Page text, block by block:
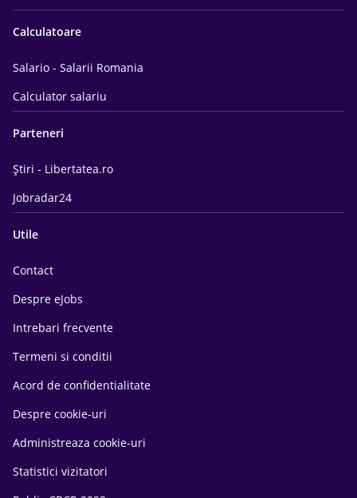
Calculatoare
Salario - Salarii Romania
Calculator salariu
Parteneri
Știri - Libertatea.ro
Jobradar24
Utile
Contact
Despre eJobs
Intrebari frecvente
Termeni si conditii
Acord de confidentialitate
Despre cookie-uri
Administreaza cookie-uri
Statistici vizitatori